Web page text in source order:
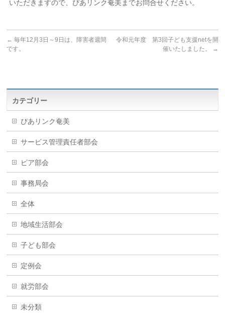
いただきますので、ぴあリンク奄美までお問合せください。
← 毎年12月3日～9日は、障害者週間
です。
令和元年度 第3回子ども支援netを開
催いたしました。
→
カテゴリー
ぴあリンク奄美
サービス管理責任者部会
ピア部会
事務局会
全体
地域生活部会
子ども部会
定例会
就労部会
未分類